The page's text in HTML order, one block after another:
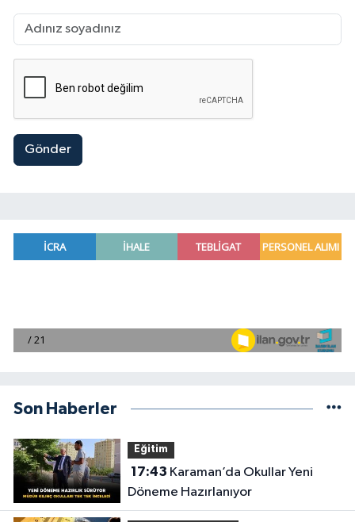
Gönder
Son Haberler
Eğitim
17:43
Döneme Hazırlanıyor